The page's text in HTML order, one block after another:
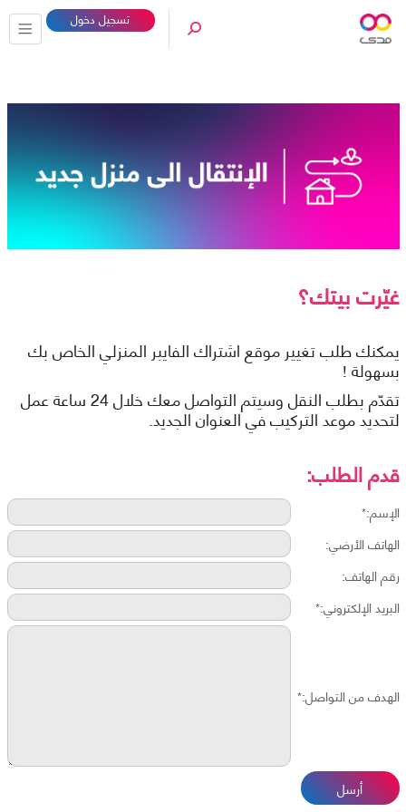
تسجيل دخول
غيّرت بيتك؟
يمكنك طلب تغيير موقع اشتراك الفايبر المنزلي الخاص بك
بسهولة !
تقدّم بطلب النقل وسيتم التواصل معك خلال 24 ساعة عمل
لتحديد موعد التركيب في العنوان الجديد.
قدم الطلب:
الإسم:*
الهاتف الأرضي:
رقم الهاتف:
البريد الإلكتروني:*
الهدف من التواصل:*
أرسل